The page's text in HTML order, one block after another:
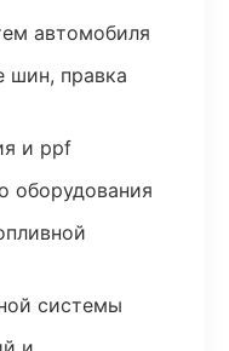
автомобиля
шин, правка
и ppf
оборудования
системы